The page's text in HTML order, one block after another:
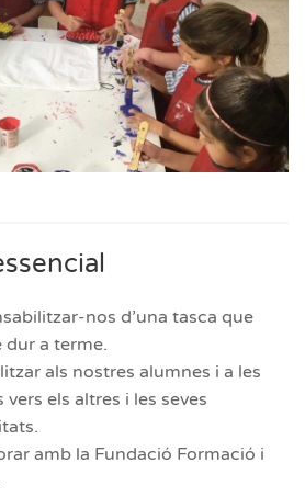
nos d’una tasca que
dur a terme.
als nostres alumnes i a les
vers els altres i les seves
amb la Fundació Formació i